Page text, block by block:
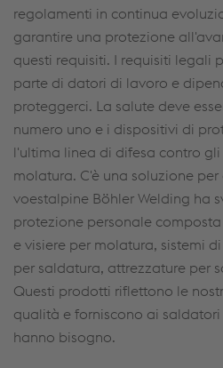
regolamenti in continua
garantire una protezione
questi requisiti. I requisiti legali
parte di datori di lavoro e
proteggerci. La salute deve
numero uno e i dispositivi di
l'ultima linea di difesa contro
molatura. C'è una soluzione
voestalpine Böhler Welding ha
protezione personale
e visiere per molatura, sistemi
per saldatura, attrezzature per
Questi prodotti riflettono le
qualità e forniscono ai
hanno bisogno.